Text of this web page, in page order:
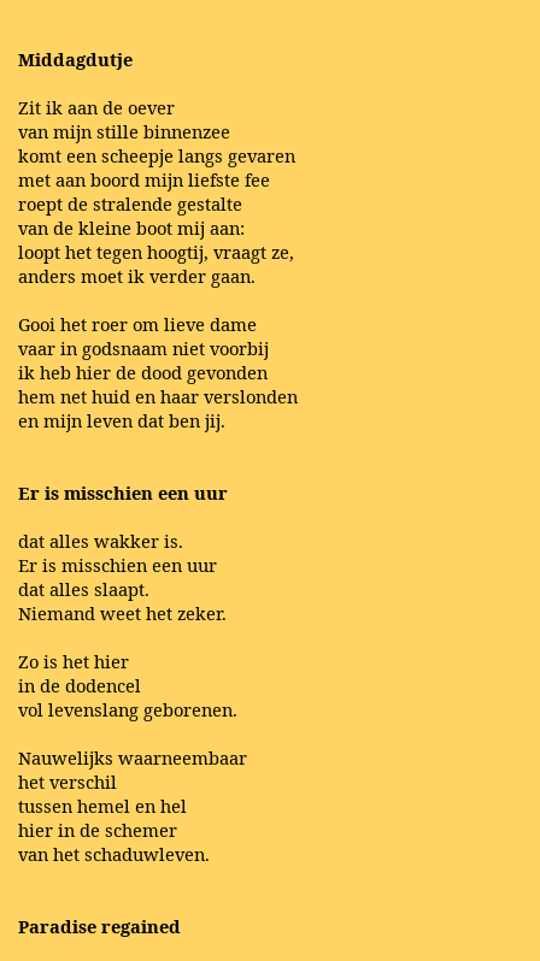
Middagdutje
Zit ik aan de oever
van mijn stille binnenzee
komt een scheepje langs gevaren
met aan boord mijn liefste fee
roept de stralende gestalte
van de kleine boot mij aan:
loopt het tegen hoogtij, vraagt ze,
anders moet ik verder gaan.
Gooi het roer om lieve dame
vaar in godsnaam niet voorbij
ik heb hier de dood gevonden
hem net huid en haar verslonden
en mijn leven dat ben jij.
Er is misschien een uur
dat alles wakker is.
Er is misschien een uur
dat alles slaapt.
Niemand weet het zeker.
Zo is het hier
in de dodencel
vol levenslang geborenen.
Nauwelijks waarneembaar
het verschil
tussen hemel en hel
hier in de schemer
van het schaduwleven.
Paradise regained